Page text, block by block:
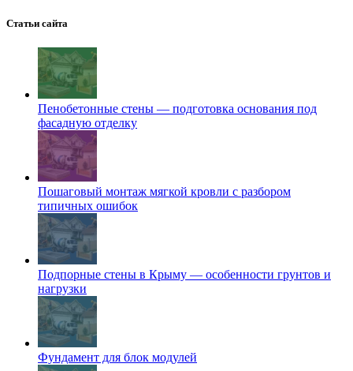
Статьи сайта
Пенобетонные стены — подготовка основания под
фасадную отделку
Пошаговый монтаж мягкой кровли с разбором
типичных ошибок
Подпорные стены в Крыму — особенности грунтов и
нагрузки
Фундамент для блок модулей